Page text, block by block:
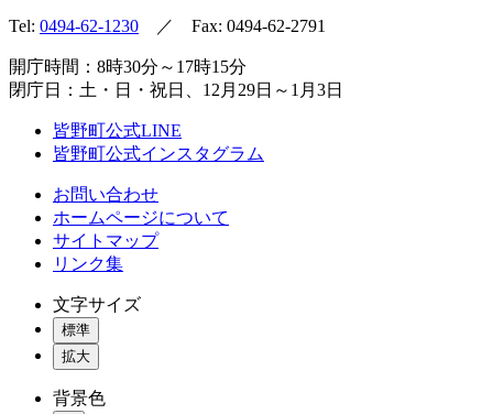
Tel: 0494-62-1230 ／ Fax: 0494-62-2791
開庁時間：8時30分～17時15分
閉庁日：土・日・祝日、12月29日～1月3日
皆野町公式LINE
皆野町公式インスタグラム
お問い合わせ
ホームページについて
サイトマップ
リンク集
文字サイズ
標準
拡大
背景色